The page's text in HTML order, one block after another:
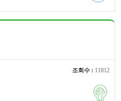
조회수 : 11812